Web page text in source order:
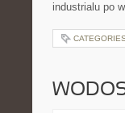
industrialu po